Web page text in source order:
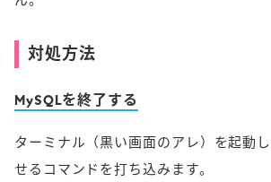
対処方法
MySQLを終了する
ターミナル（黒い画面のアレ）を起動
せるコマンドを打ち込みます。